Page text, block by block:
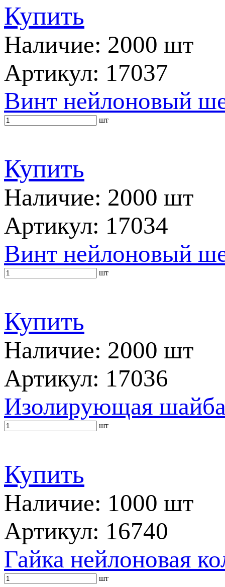
Купить
Наличие: 2000 шт
Артикул: 17037
Винт нейлоновый
шт
Купить
Наличие: 2000 шт
Артикул: 17034
Винт нейлоновый
шт
Купить
Наличие: 2000 шт
Артикул: 17036
Изолирующая
шт
Купить
Наличие: 1000 шт
Артикул: 16740
Гайка нейлоновая
шт